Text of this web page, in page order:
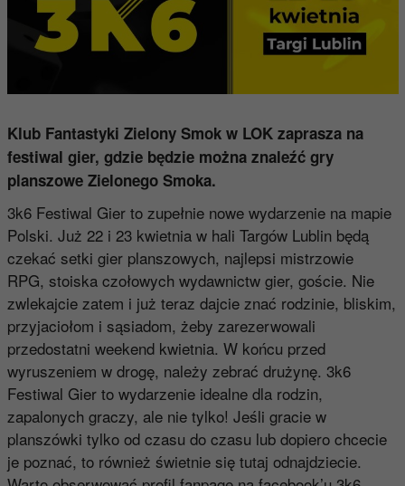
Klub Fantastyki Zielony Smok w LOK zaprasza na
festiwal gier, gdzie będzie można znaleźć gry
planszowe Zielonego Smoka.
3k6 Festiwal Gier to zupełnie nowe wydarzenie na mapie
Polski. Już 22 i 23 kwietnia w hali Targów Lublin będą
czekać setki gier planszowych, najlepsi mistrzowie
RPG, stoiska czołowych wydawnictw gier, goście. Nie
zwlekajcie zatem i już teraz dajcie znać rodzinie, bliskim,
przyjaciołom i sąsiadom, żeby zarezerwowali
przedostatni weekend kwietnia. W końcu przed
wyruszeniem w drogę, należy zebrać drużynę. 3k6
Festiwal Gier to wydarzenie idealne dla rodzin,
zapalonych graczy, ale nie tylko! Jeśli gracie w
planszówki tylko od czasu do czasu lub dopiero chcecie
je poznać, to również świetnie się tutaj odnajdziecie.